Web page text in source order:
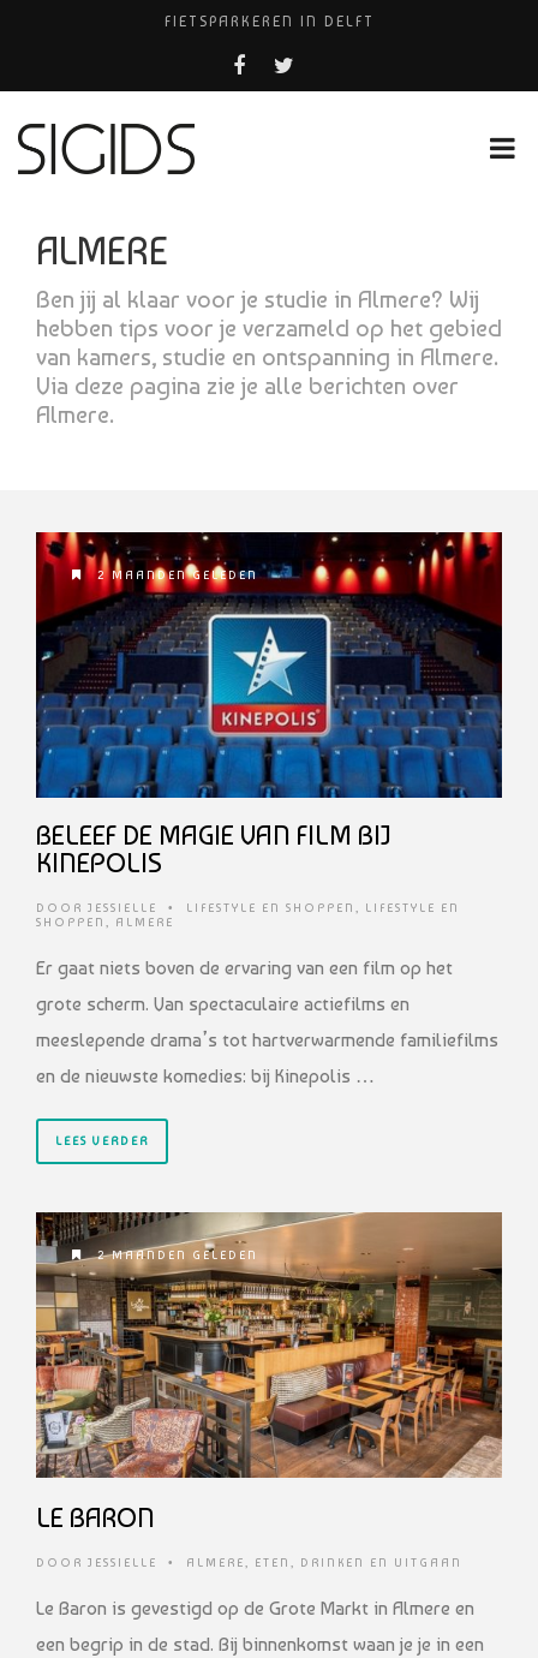
FIETSPARKEREN IN DELFT
PIZZERIA POMPEÏ ￼
BELEEF DE MAGIE VAN FILM BIJ KINEPOLIS
ALMERE
Ben jij al klaar voor je studie in Almere? Wij
hebben tips voor je verzameld op het gebied
van kamers, studie en ontspanning in Almere.
Via deze pagina zie je alle berichten over
Almere.
2 MAANDEN GELEDEN
BELEEF DE MAGIE VAN FILM BIJ
KINEPOLIS
DOOR JESSIELLE • LIFESTYLE EN SHOPPEN , LIFESTYLE EN
SHOPPEN , ALMERE
Er gaat niets boven de ervaring van een film op het
grote scherm. Van spectaculaire actiefilms en
meeslepende drama’s tot hartverwarmende familiefilms
en de nieuwste komedies: bij Kinepolis …
LEES VERDER
2 MAANDEN GELEDEN
LE BARON
DOOR JESSIELLE • ALMERE, ETEN, DRINKEN EN UITGAAN
Le Baron is gevestigd op de Grote Markt in Almere en
een begrip in de stad. Bij binnenkomst waan je je in een